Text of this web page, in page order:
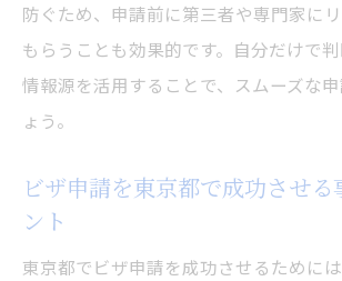
防ぐため、申請前に第三者や専門家に
もらうことも効果的です。自分だけで
情報源を活用することで、スムーズな
ょう。
ビザ申請を東京都で成功させる
ント
東京都でビザ申請を成功させるために